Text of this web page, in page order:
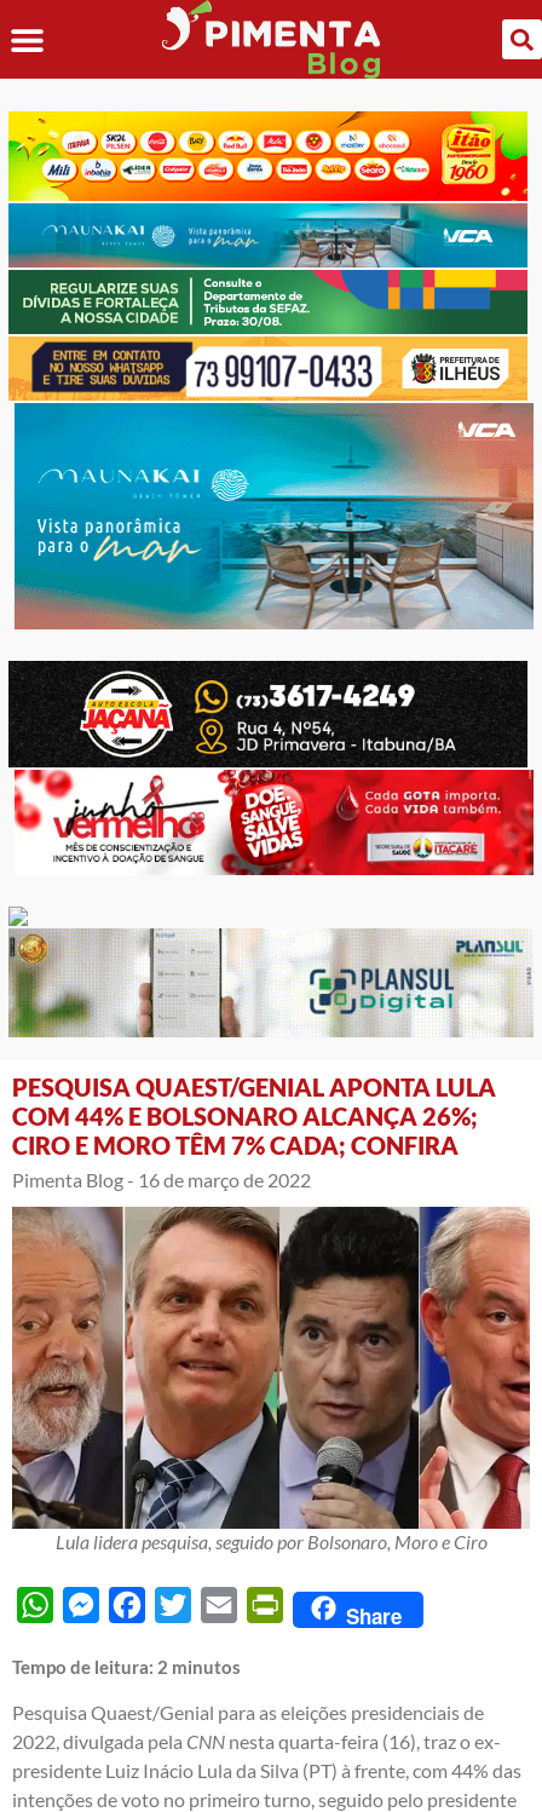
PESQUISA QUAEST/GENIAL APONTA LULA
COM 44% E BOLSONARO ALCANÇA 26%;
CIRO E MORO TÊM 7% CADA; CONFIRA
Pimenta Blog - 16 de março de 2022
Lula lidera pesquisa, seguido por Bolsonaro, Moro e Ciro
WhatsAppMessengerFacebook
Twitter Email PrintFriendly
Share
Tempo de leitura: 2 minutos
Pesquisa Quaest/Genial para as eleições presidenciais de
2022, divulgada pela CNN nesta quarta-feira (16), traz o ex-
presidente Luiz Inácio Lula da Silva (PT) à frente, com 44% das
intenções de voto no primeiro turno, seguido pelo presidente